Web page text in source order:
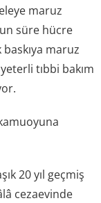
maruz
süre hücre
maruz
tıbbi bakım
20 yıl geçmiş
cezaevinde